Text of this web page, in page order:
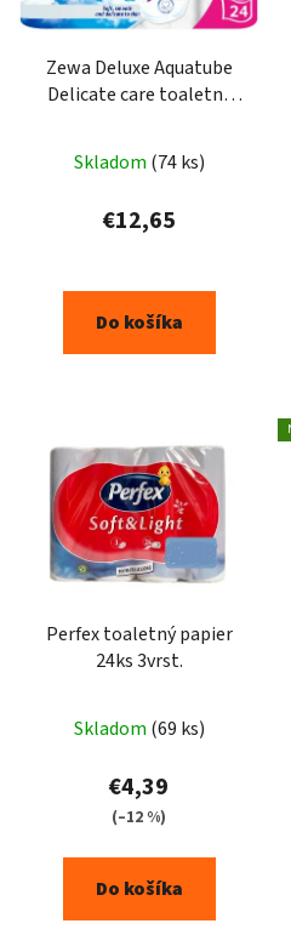
Zewa Deluxe Aquatube
Delicate care toaletný
Skladom (74 ks)
€12,65
Do košíka
Perfex toaletný papier
24ks 3vrst.
hodnotenie
produktu
je
Skladom (69 ks)
€4,39
(–12 %)
Do košíka